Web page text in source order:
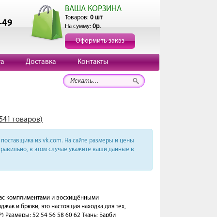
49
ВАША КОРЗИНА
Товаров: 0 шт
На сумму: 0р.
Оформить заказ
Доставка Контакты
товаров)
из vk.com. На сайте размеры и цены
в этом случае укажите ваши данные в
комплиментами и восхищёнными
и брюки, это настоящая находка для тех,
Размеры: 52 54 56 58 60 62 Ткань: Барби